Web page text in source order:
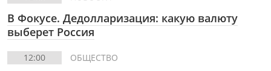
В Фокусе. Дедолларизация: какую валюту
выберет Россия
12:00 ОБЩЕСТВО